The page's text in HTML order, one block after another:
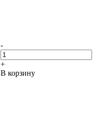
-
+
В корзину